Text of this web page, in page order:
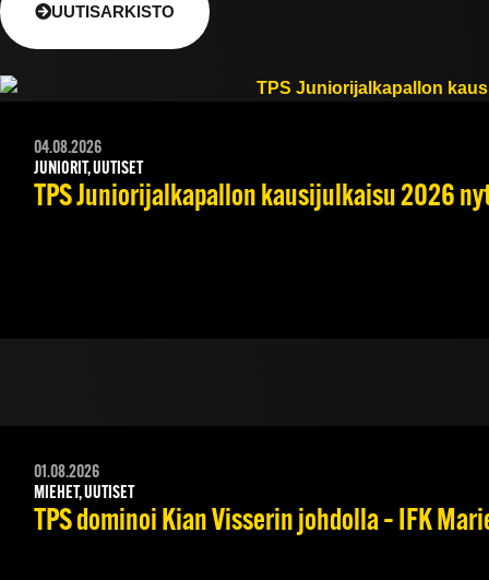
UUTISARKISTO
04.08.2026
JUNIORIT, UUTISET
TPS Juniorijalkapallon kausijulkaisu 2026
01.08.2026
MIEHET, UUTISET
TPS dominoi Kian Visserin johdolla – IFK